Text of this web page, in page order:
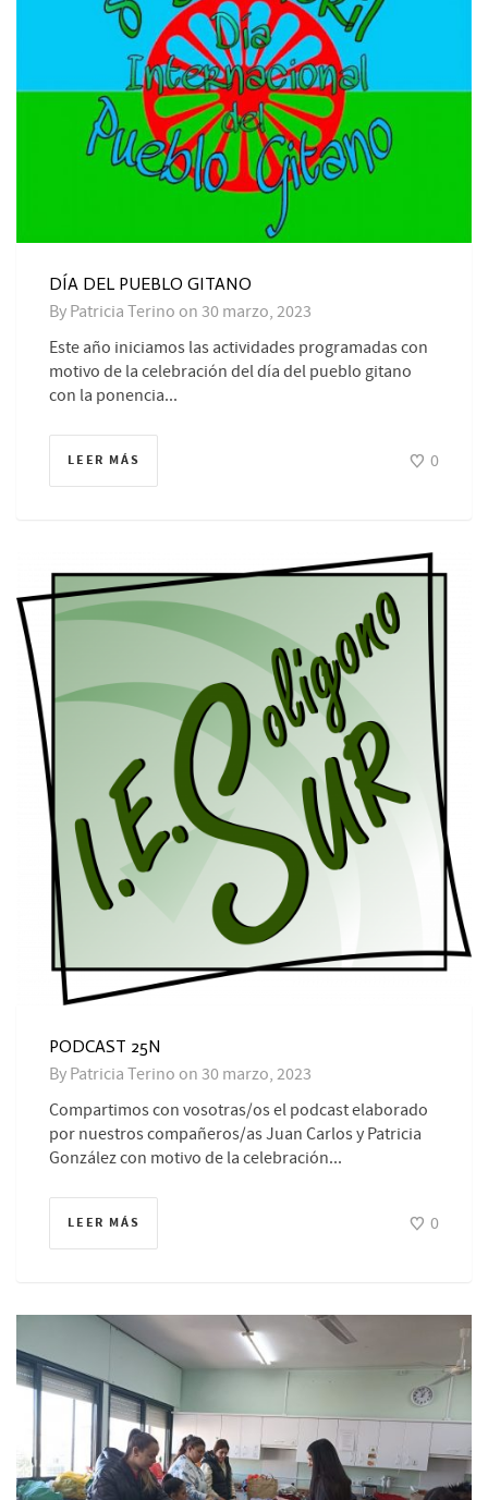
DÍA DEL PUEBLO GITANO
By Patricia Terino on 30 marzo, 2023
Este año iniciamos las actividades programadas con
motivo de la celebración del día del pueblo gitano
con la ponencia...
LEER MÁS 0
PODCAST 25N
By Patricia Terino on 30 marzo, 2023
Compartimos con vosotras/os el podcast elaborado
por nuestros compañeros/as Juan Carlos y Patricia
González con motivo de la celebración...
LEER MÁS 0